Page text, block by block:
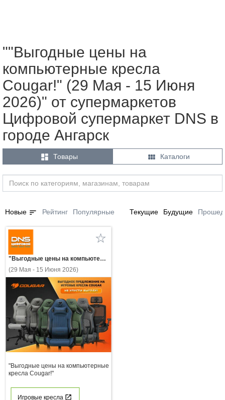
""Выгодные цены на
компьютерные кресла
Cougar!" (29 Мая - 15 Июня
2026)" от супермаркетов
Цифровой супермаркет DNS в
городе Ангарск
 Товары  Каталоги
Новые sort Рейтинг Популярные Текущие Будущие
"Выгодные цены на компьютерные кресла Cougar!"
(29 Мая - 15 Июня 2026)
"Выгодные цены на компьютерные
кресла Cougar!"
Игровые кресла